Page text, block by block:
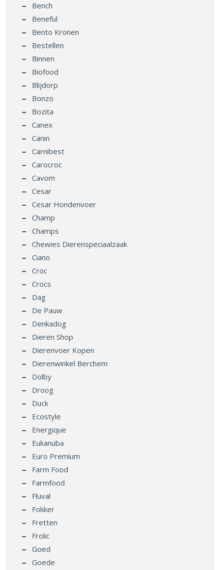
Bench
Beneful
Bento Kronen
Bestellen
Binnen
Biofood
Blijdorp
Bonzo
Bozita
Canex
Canin
Carnibest
Carocroc
Cavom
Cesar
Cesar Hondenvoer
Champ
Champs
Chewies Dierenspeciaalzaak
Ciano
Croc
Crocs
Dag
De Pauw
Denkadog
Dieren Shop
Dierenvoer Kopen
Dierenwinkel Berchem
Dolby
Droog
Duck
Ecostyle
Energique
Eukanuba
Euro Premium
Farm Food
Farmfood
Fluval
Fokker
Fretten
Frolic
Goed
Goede